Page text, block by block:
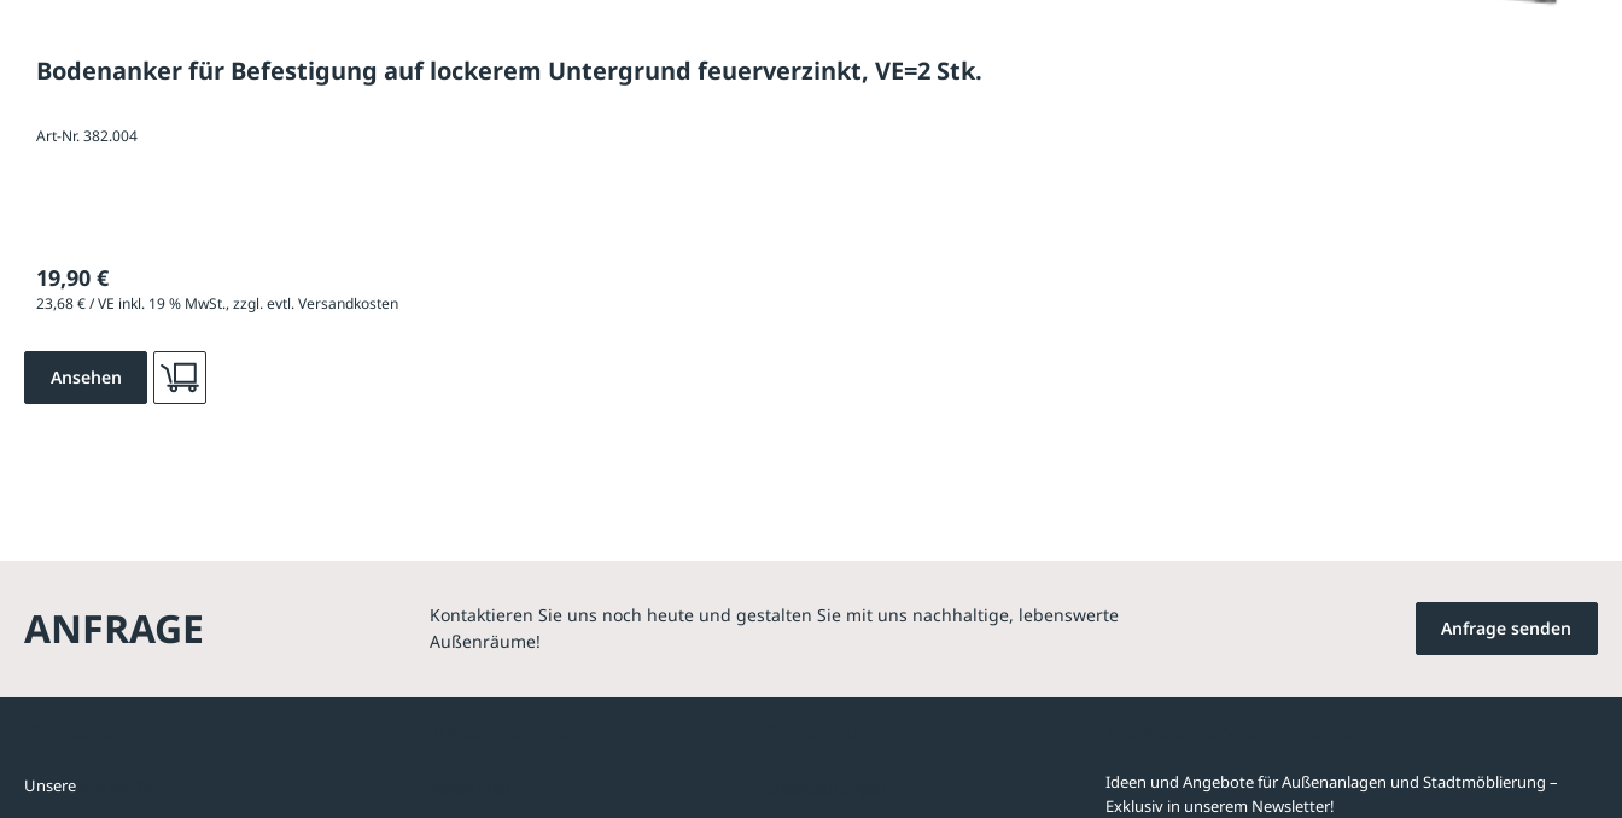
Bodenanker für Befestigung auf lockerem Untergrund feuerverzinkt, VE=2 Stk.
Art-Nr. 382.004
19,90 €
23,68 € / VE inkl. 19 % MwSt., zzgl. evtl. Versandkosten
Ansehen
ANFRAGE
Kontaktieren Sie uns noch heute und gestalten Sie mit uns nachhaltige, lebenswerte
Außenräume!
Anfrage senden
Unsere
Ideen und Angebote für Außenanlagen und Stadtmöblierung –
Exklusiv in unserem Newsletter!